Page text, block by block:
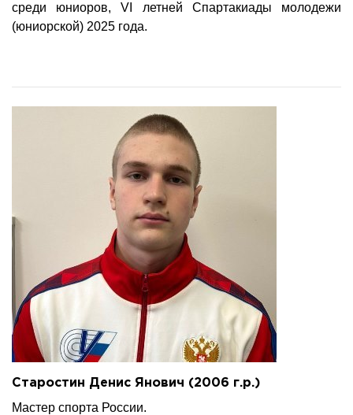
среди юниоров, VI летней Спартакиады молодежи
(юниорской) 2025 года.
Старостин Денис Янович (2006 г.р.)
Мастер спорта России.